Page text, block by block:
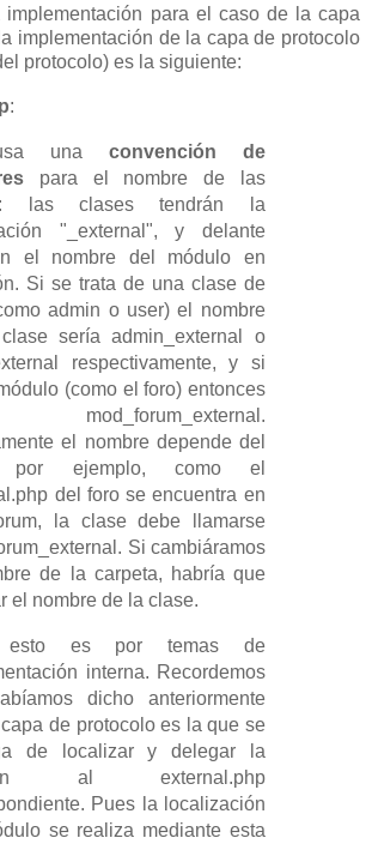
implementación para el caso de la capa
implementación de la capa de protocolo
protocolo) es la siguiente:
:
una convención de
para el nombre de las
las clases tendrán la
"_external", y delante
el nombre del módulo en
Si se trata de una clase de
admin o user) el nombre
sería admin_external o
respectivamente, y si
(como el foro) entonces
mod_forum_external.
el nombre depende del
por ejemplo, como el
del foro se encuentra en
la clase debe llamarse
Si cambiáramos
de la carpeta, habría que
el nombre de la clase.
esto es por temas de
interna. Recordemos
dicho anteriormente
de protocolo es la que se
de localizar y delegar la
al external.php
Pues la localización
se realiza mediante esta